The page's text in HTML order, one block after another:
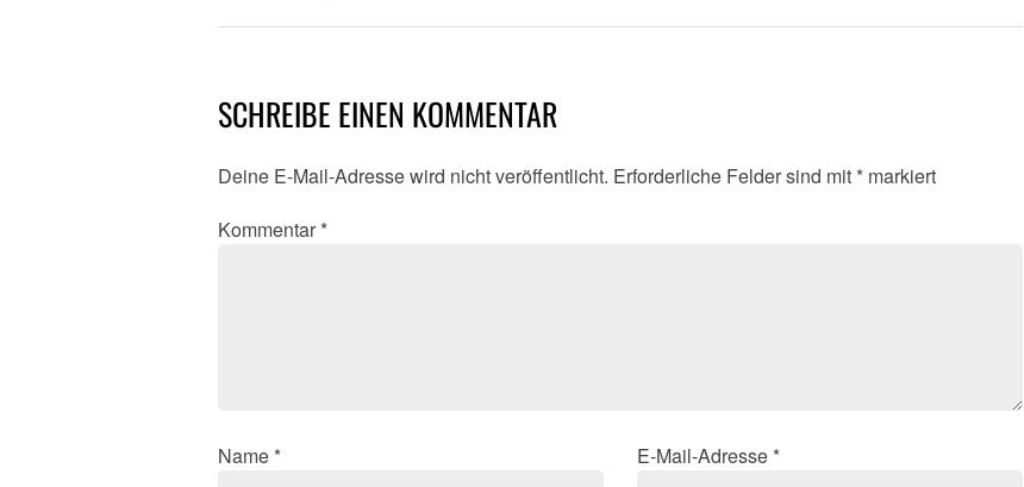
SCHREIBE EINEN KOMMENTAR
Deine E-Mail-Adresse wird nicht veröffentlicht. Erforderliche Felder sind mit * markiert
Kommentar *
Name * E-Mail-Adresse *